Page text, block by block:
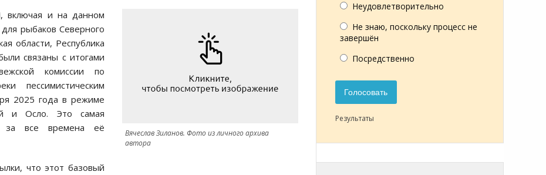
Вячеслав Зиланов. Фото из личного архива
автора
включая и на данном
рыбаков Северного
области, Республика
связаны с итогами
комиссии по
пессимистическим
2025 года в режиме
и Осло. Это самая
за все времена её
что этот базовый
Неудовлетворительно
Не знаю, поскольку процесс не
завершён
Посредственно
Голосовать
Результаты